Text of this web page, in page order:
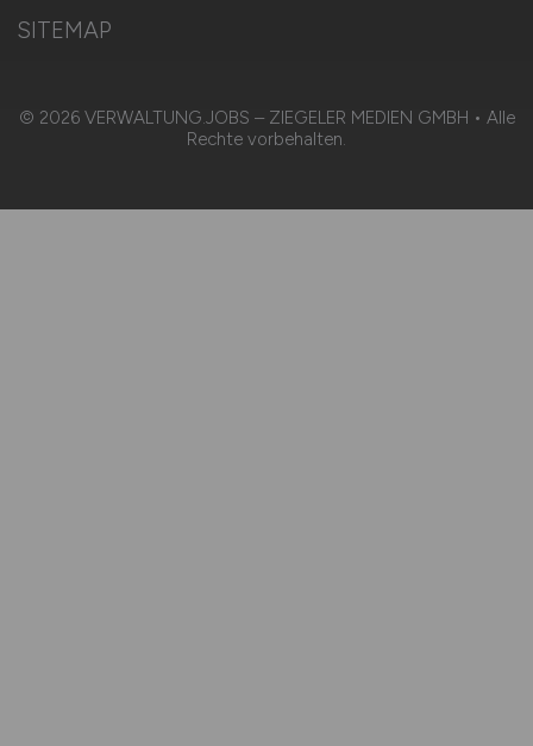
SITEMAP
© 2026 VERWALTUNG.JOBS – ZIEGELER MEDIEN GMBH • Alle
Rechte vorbehalten.